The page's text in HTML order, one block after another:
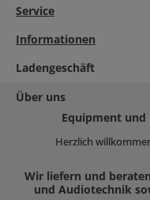
Service
Informationen
Ladengeschäft
Über uns
Equipment und
Herzlich
Wir liefern und
und Audiotechnik